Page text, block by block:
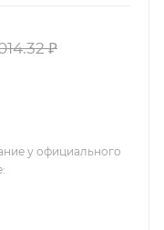
₽
у официального